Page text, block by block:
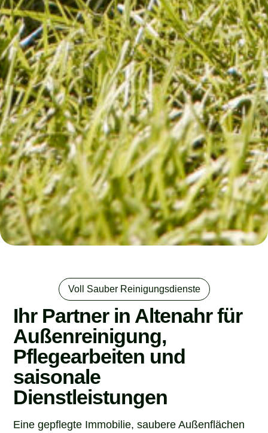
Voll Sauber Reinigungsdienste
Ihr Partner in Altenahr für
Außenreinigung,
Pflegearbeiten und
saisonale
Dienstleistungen
Eine gepflegte Immobilie, saubere Außenflächen